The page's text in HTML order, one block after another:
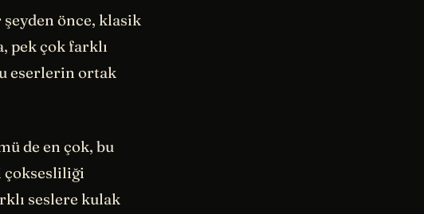
önce, klasik
pek çok farklı
eserlerin ortak
de en çok, bu
çoksesliliği
seslere kulak